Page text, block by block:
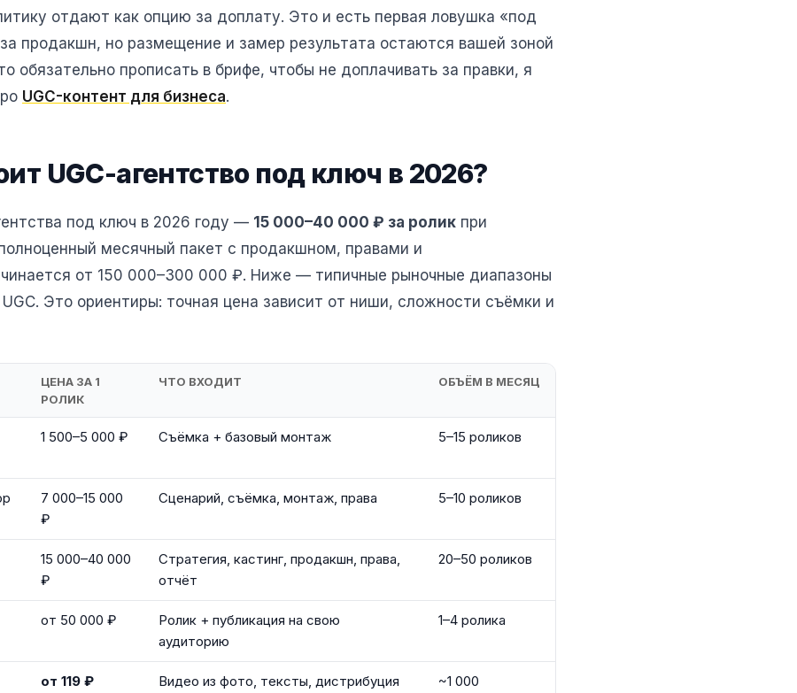
отдают как опцию за доплату. Это и есть первая ловушка «под
продакшн, но размещение и замер результата остаются вашей зоной
обязательно прописать в брифе, чтобы не доплачивать за правки, я
UGC-контент для бизнеса.
UGC-агентство под ключ в 2026?
под ключ в 2026 году — 15 000–40 000 ₽ за ролик при
месячный пакет с продакшном, правами и
от 150 000–300 000 ₽. Ниже — типичные рыночные диапазоны
Это ориентиры: точная цена зависит от ниши, сложности съёмки и
ЦЕНА ЗА 1
РОЛИК
ЧТО ВХОДИТ ОБЪЁМ В МЕСЯЦ
1 500–5 000 ₽ Съёмка + базовый монтаж 5–15 роликов
7 000–15 000
₽
Сценарий, съёмка, монтаж, права 5–10 роликов
15 000–40 000
₽
Стратегия, кастинг, продакшн, права,
отчёт
20–50 роликов
от 50 000 ₽
Ролик + публикация на свою
аудиторию
1–4 ролика
от 119 ₽ Видео из фото, тексты, дистрибуция ~1 000